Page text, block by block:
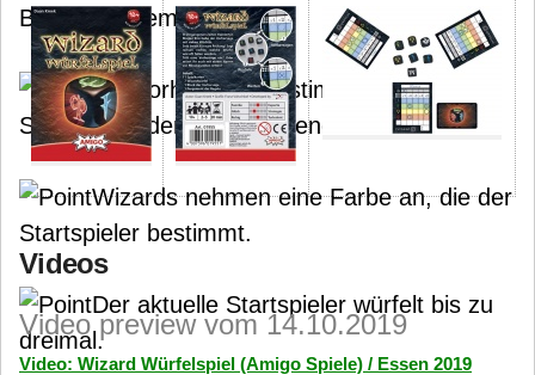
Blatt mit einem Kreis.
Die Vorhersage bestimmt den
Startspieler der darauffolgenden Runde.
Wizards nehmen eine Farbe an, die der
Startspieler bestimmt.
Der aktuelle Startspieler würfelt bis zu
dreimal.
Videos
Video preview vom 14.10.2019
Video: Wizard Würfelspiel (Amigo Spiele) / Essen 2019